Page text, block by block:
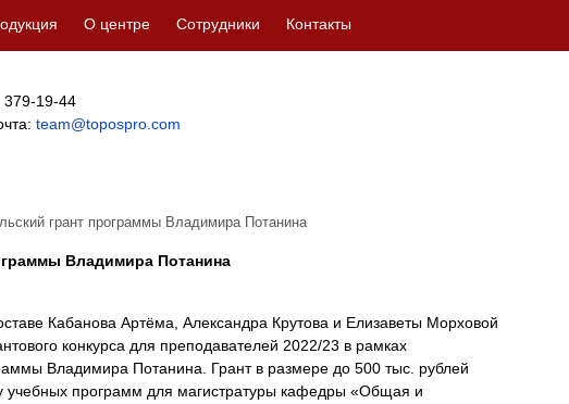
О центре Сотрудники Контакты
19-44
team@topospro.com
грант программы Владимира Потанина
Владимира Потанина
Кабанова Артёма, Александра Крутова и Елизаветы Морховой
конкурса для преподавателей 2022/23 в рамках
Владимира Потанина. Грант в размере до 500 тыс. рублей
учебных программ для магистратуры кафедры «Общая и